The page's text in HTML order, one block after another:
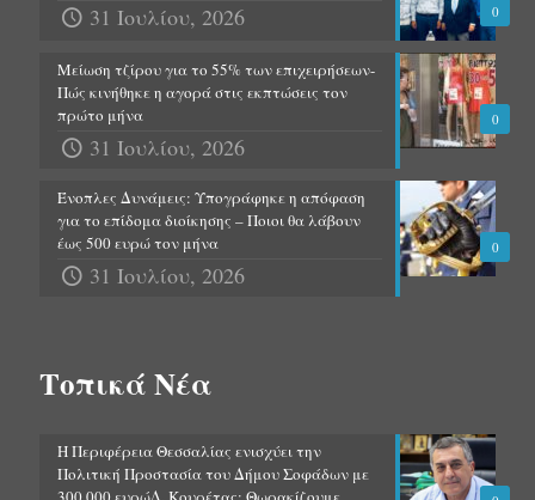
0
31 Ιουλίου, 2026
0
Μείωση τζίρου για το 55% των επιχειρήσεων-
Πώς κινήθηκε η αγορά στις εκπτώσεις τον
πρώτο μήνα
31 Ιουλίου, 2026
0
Ένοπλες Δυνάμεις: Υπογράφηκε η απόφαση
για το επίδομα διοίκησης – Ποιοι θα λάβουν
έως 500 ευρώ τον μήνα
31 Ιουλίου, 2026
Τοπικά Νέα
Η Περιφέρεια Θεσσαλίας ενισχύει την
Πολιτική Προστασία του Δήμου Σοφάδων με